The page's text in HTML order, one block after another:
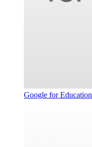
Google for Education